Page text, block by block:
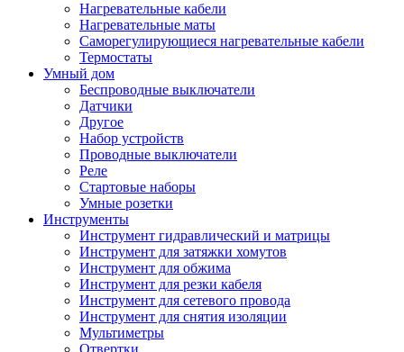
Нагревательные кабели
Нагревательные маты
Саморегулирующиеся нагревательные кабели
Термостаты
Умный дом
Беспроводные выключатели
Датчики
Другое
Набор устройств
Проводные выключатели
Реле
Стартовые наборы
Умные розетки
Инструменты
Инструмент гидравлический и матрицы
Инструмент для затяжки хомутов
Инструмент для обжима
Инструмент для резки кабеля
Инструмент для сетевого провода
Инструмент для снятия изоляции
Мультиметры
Отвертки